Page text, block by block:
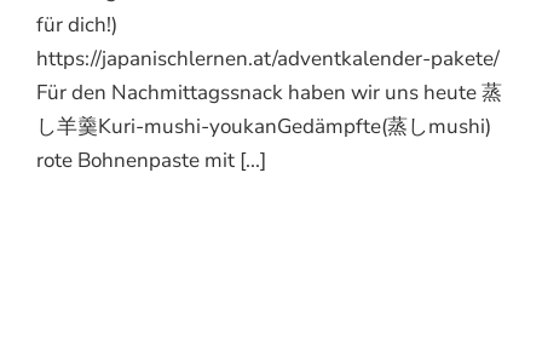
für dich!)
https://japanischlernen.at/adventkalender-pakete/
Für den Nachmittagssnack haben wir uns heute 蒸
し羊羹Kuri-mushi-youkanGedämpfte(蒸しmushi)
rote Bohnenpaste mit [...]